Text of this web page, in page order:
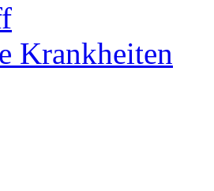
Krankheiten